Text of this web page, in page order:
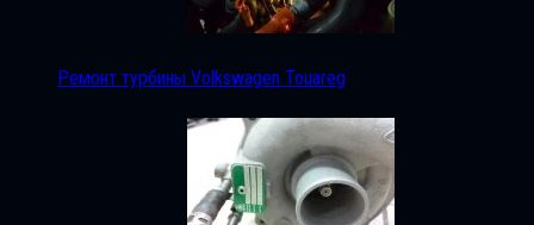
Ремонт турбины Volkswagen Touareg